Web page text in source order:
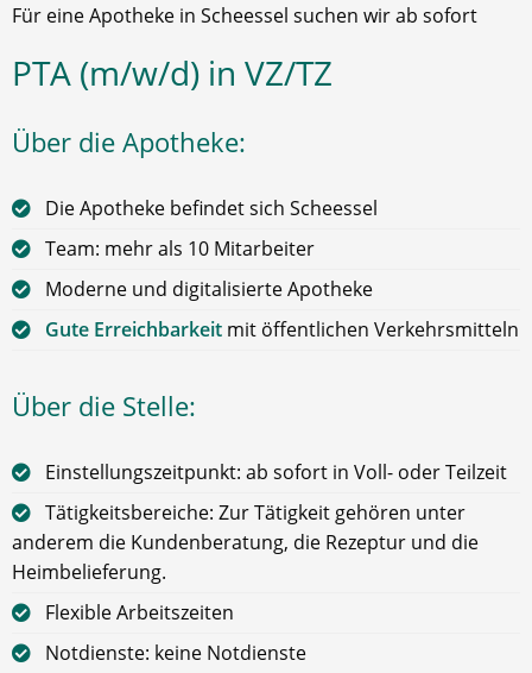
Für eine Apotheke in Scheessel suchen wir ab sofort
PTA (m/w/d) in VZ/TZ
Über die Apotheke:
Die Apotheke befindet sich Scheessel
Team: mehr als 10 Mitarbeiter
Moderne und digitalisierte Apotheke
Gute Erreichbarkeit mit öffentlichen Verkehrsmitteln
Über die Stelle:
Einstellungszeitpunkt: ab sofort in Voll- oder Teilzeit
Tätigkeitsbereiche: Zur Tätigkeit gehören unter
anderem die Kundenberatung, die Rezeptur und die
Heimbelieferung.
Flexible Arbeitszeiten
Notdienste: keine Notdienste